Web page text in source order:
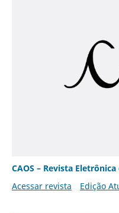
CAOS – Revista
Acessar revista
Edição